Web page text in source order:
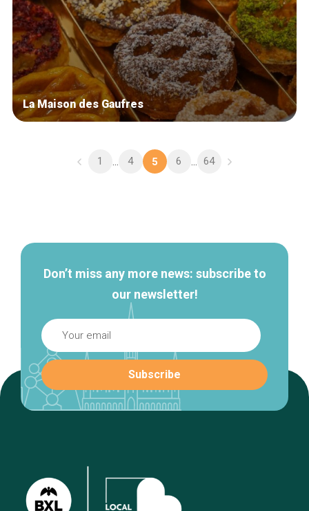
La Maison des Gaufres
1 ... 4 5 6 ... 64
Don’t miss any more news: subscribe to
our newsletter!